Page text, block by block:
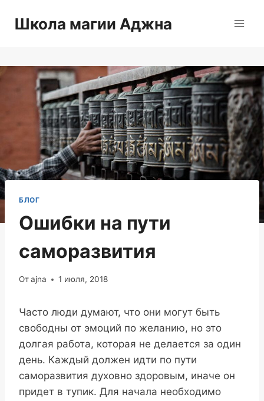
Школа магии Аджна
БЛОГ
Ошибки на пути
саморазвития
Отajna 1 июля, 2018
Часто люди думают, что они могут быть
свободны от эмоций по желанию, но это
долгая работа, которая не делается за один
день. Каждый должен идти по пути
саморазвития духовно здоровым, иначе он
придет в тупик. Для начала необходимо